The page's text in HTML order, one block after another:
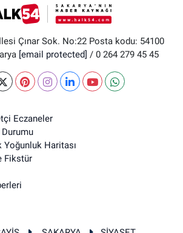
Çınar Sok. No:22 Posta kodu: 54100
[email protected] / 0 264 279 45 45
Eczaneler
Durumu
Yoğunluk Haritası
Fikstür